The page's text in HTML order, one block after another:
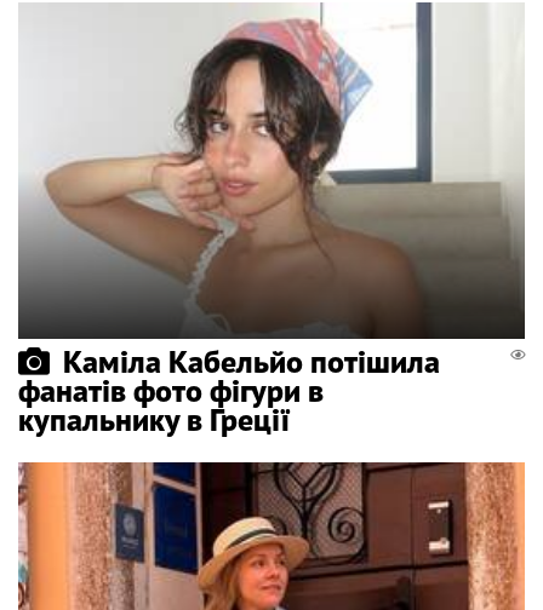
Каміла Кабельйо потішила
фанатів фото фігури в
купальнику в Греції